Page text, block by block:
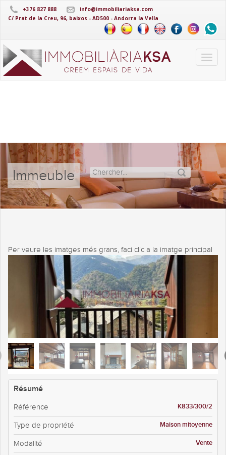
+376 827 888
info@immobiliariaksa.com
C/ Prat de la Creu, 96, baixos - AD500 - Andorra la Vella
Immeuble
Per veure les imatges més grans, faci clic a la imatge principal
Résumé
Référence K833/300/2
Type de propriété Maison mitoyenne
Modalité Vente